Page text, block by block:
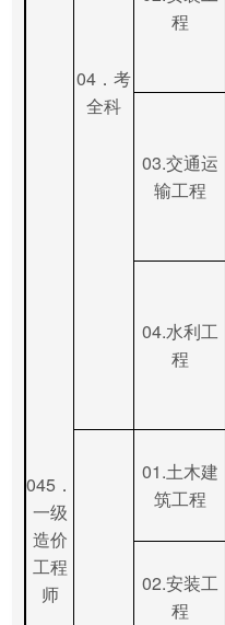
045．
一级
造价
工程
师
04．考
全科
程
03.交通运
输工程
04.水利工
程
01.土木建
筑工程
02.安装工
程